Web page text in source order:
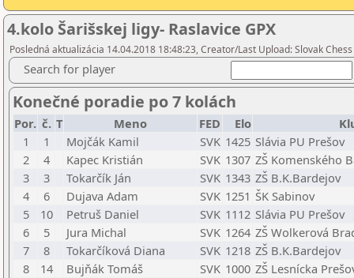
4.kolo Šarišskej ligy- Raslavice GPX
Posledná aktualizácia 14.04.2018 18:48:23, Creator/Last Upload: Slovak
Search for player
Konečné poradie po 7 kolách
Por. č. T Meno FED Elo
1
1 Mojčák Kamil SVK 1425 Slávia PU Prešov
2
4 Kapec Kristián SVK 1307 ZŠ Komenského
3
3 Tokarčík Ján SVK 1343 ZŠ B.K.Bardejov
4
6 Dujava Adam SVK 1251 ŠK Sabinov
5
10 Petruš Daniel SVK 1112 Slávia PU Prešov
6
5 Jura Michal SVK 1264 ZŠ Wolkerová
7
8 Tokarčíková Diana SVK 1218 ZŠ B.K.Bardejov
8
14 Bujňák Tomáš SVK 1000 ZŠ Lesnícka